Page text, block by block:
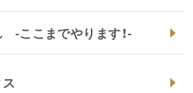
-ここまでやります！-